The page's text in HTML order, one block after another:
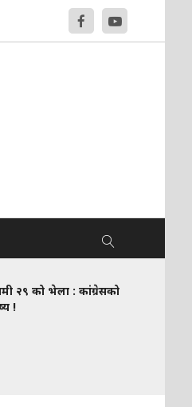
२९ को भेला : कांग्रेसको
!